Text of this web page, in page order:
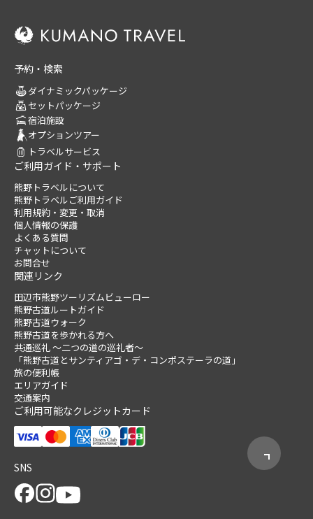
予約・検索
ダイナミックパッケージ
セットパッケージ
宿泊施設
オプションツアー
トラベルサービス
ご利用ガイド・サポート
熊野トラベルについて
熊野トラベルご利用ガイド
利用規約・変更・取消
個人情報の保護
よくある質問
チャットについて
お問合せ
関連リンク
田辺市熊野ツーリズムビューロー
熊野古道ルートガイド
熊野古道ウォーク
熊野古道を歩かれる方へ
共通巡礼 ～二つの道の巡礼者～
「熊野古道とサンティアゴ・デ・コンポステーラの道」
旅の便利帳
エリアガイド
交通案内
ご利用可能なクレジットカード
SNS